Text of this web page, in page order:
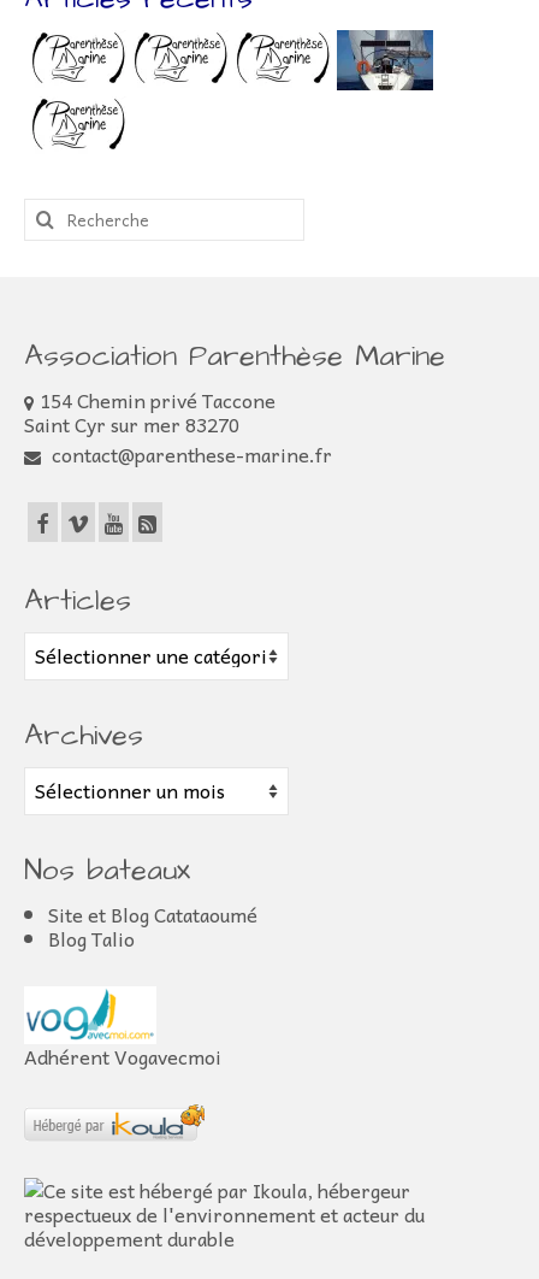
Rechercher
:
Association Parenthèse Marine
154 Chemin privé Taccone
Saint Cyr sur mer 83270
contact@parenthese-marine.fr
Articles
Articles
Archives
Archives
Nos bateaux
Site et Blog Catataoumé
Blog Talio
Adhérent Vogavecmoi